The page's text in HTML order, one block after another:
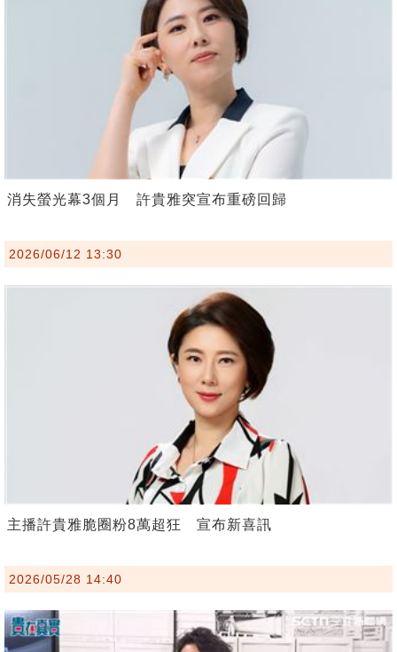
消失螢光幕3個月 許貴雅突宣布重磅回歸
2026/06/12 13:30
主播許貴雅脆圈粉8萬超狂 宣布新喜訊
2026/05/28 14:40